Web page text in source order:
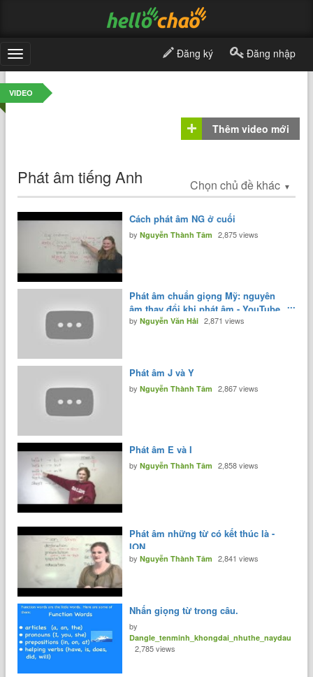
Toggle
navigation
Đăng ký Đăng nhập
VIDEO
Thêm video mới
Phát âm tiếng Anh Chọn chủ đề khác ▼
Cách phát âm NG ở cuối
byNguyễn Thành Tâm 2,875 views
Phát âm chuẩn giọng Mỹ: nguyên
âm thay đổi khi phát âm - YouTube
byNguyễn Văn Hải 2,871 views
Phát âm J và Y
byNguyễn Thành Tâm 2,867 views
Phát âm E và I
byNguyễn Thành Tâm 2,858 views
Phát âm những từ có kết thúc là -
ION
byNguyễn Thành Tâm 2,841 views
Nhấn giọng từ trong câu.
by
Dangle_tenminh_khongdai_nhuthe_naydau
2,785 views